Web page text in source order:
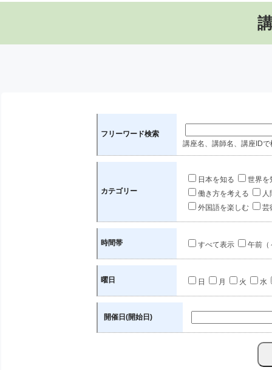
フリーワード検索
講座名、講師名、講座IDで
カテゴリー
日本を知る
世界を
働き方を考える
人
外国語を楽しむ
芸
時間帯 すべて表示 午前（
曜日 日 月 火 水
開催日(開始日)